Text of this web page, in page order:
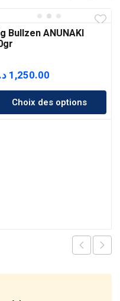
Bullzen ANUNAKI
1,250.00
Choix des options